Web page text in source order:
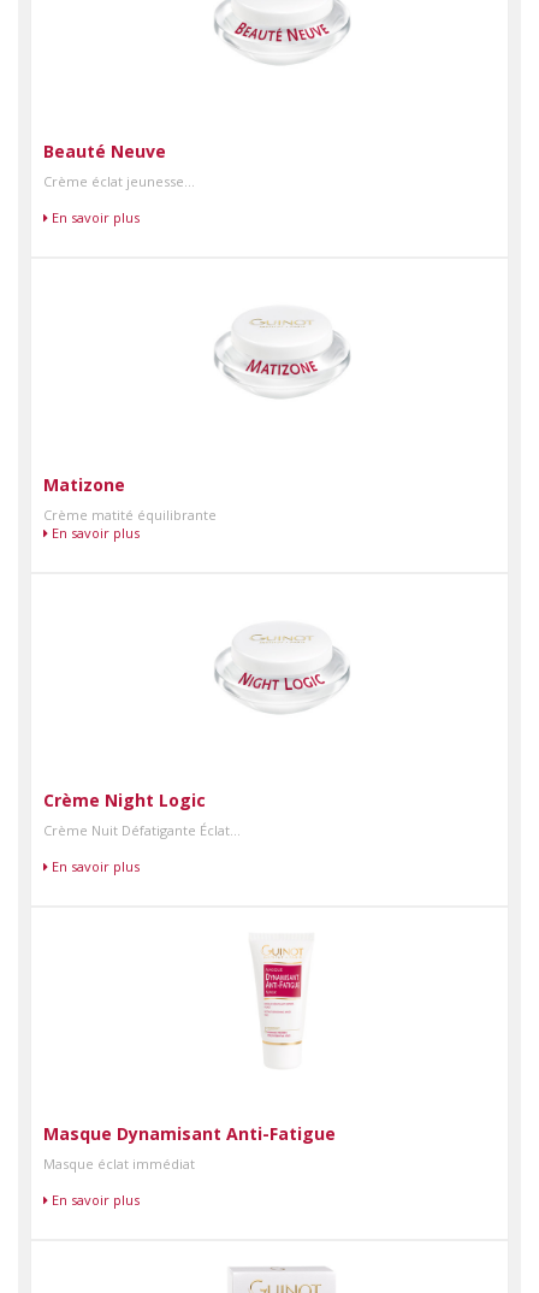
Beauté Neuve
Crème éclat jeunesse...
En savoir plus
Matizone
Crème matité équilibrante
En savoir plus
Crème Night Logic
Crème Nuit Défatigante Éclat...
En savoir plus
Masque Dynamisant Anti-Fatigue
Masque éclat immédiat
En savoir plus